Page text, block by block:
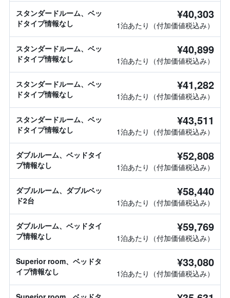
スタンダードルーム、ベッ
ドタイプ情報なし
¥40,303
1泊あたり（付加価値税込み）
スタンダードルーム、ベッ
ドタイプ情報なし
¥40,899
1泊あたり（付加価値税込み）
スタンダードルーム、ベッ
ドタイプ情報なし
¥41,282
1泊あたり（付加価値税込み）
スタンダードルーム、ベッ
ドタイプ情報なし
¥43,511
1泊あたり（付加価値税込み）
ダブルルーム、ベッドタイ
プ情報なし
¥52,808
1泊あたり（付加価値税込み）
ダブルルーム、ダブルベッ
ド2台
¥58,440
1泊あたり（付加価値税込み）
ダブルルーム、ベッドタイ
プ情報なし
¥59,769
1泊あたり（付加価値税込み）
Superior room、ベッドタ
イプ情報なし
¥33,080
1泊あたり（付加価値税込み）